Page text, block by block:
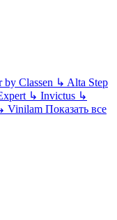
Classen ↳ Alta Step
↳ Invictus ↳
Vinilam Показать все